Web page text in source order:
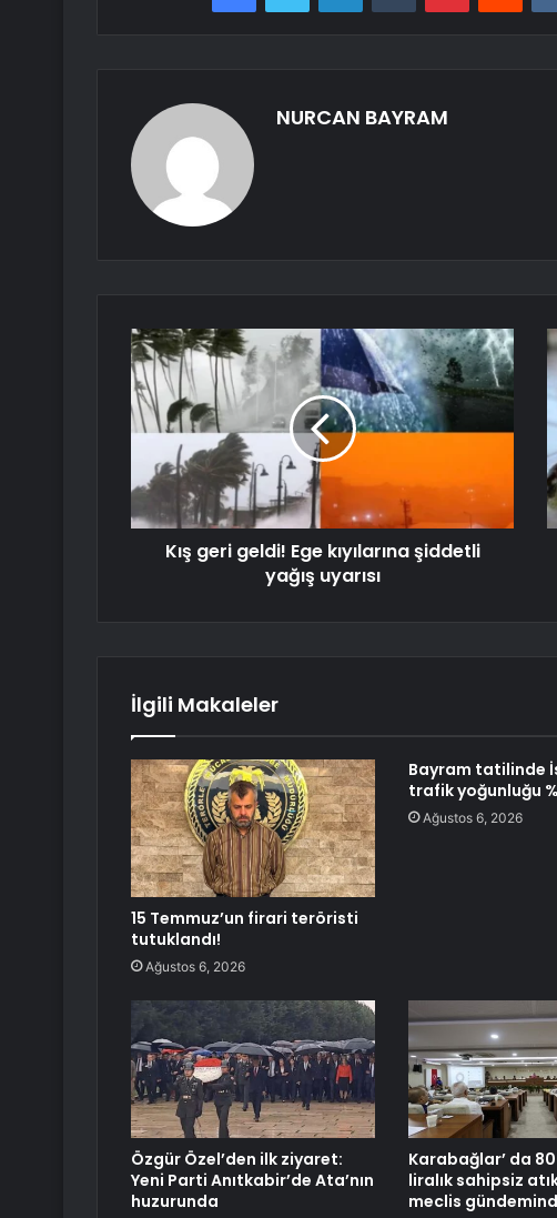
NURCAN BAYRAM
Kış geri geldi! Ege kıyılarına şiddetli
yağış uyarısı
İlgili Makaleler
15 Temmuz’un firari teröristi
tutuklandı!
Ağustos 6, 2026
Bayram tatilinde
trafik yoğunluğu
Ağustos 6, 2026
Özgür Özel’den ilk ziyaret:
Yeni Parti Anıtkabir’de Ata’nın
huzurunda
Karabağlar’ da
liralık sahipsiz
meclis